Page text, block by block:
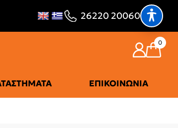
26220 20060
0
ΕΠΙΚΟΙΝΩΝΊΑ